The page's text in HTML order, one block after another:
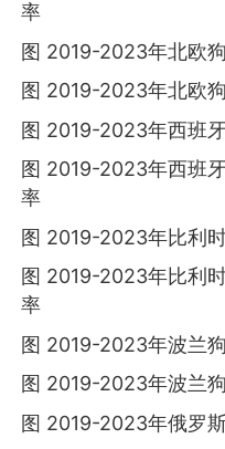
率
图 2019-2023年北欧
图 2019-2023年北欧
图 2019-2023年西班
图 2019-2023年西班
率
图 2019-2023年比利
图 2019-2023年比利
率
图 2019-2023年波兰
图 2019-2023年波兰
图 2019-2023年俄罗